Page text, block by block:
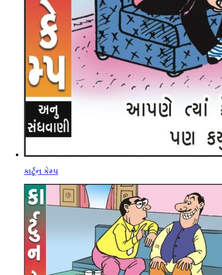
કાર્ટૂન કેમ્પ